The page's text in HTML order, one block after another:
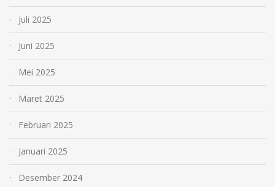
Juli 2025
Juni 2025
Mei 2025
Maret 2025
Februari 2025
Januari 2025
Desember 2024